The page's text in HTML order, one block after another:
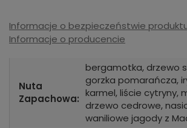
Informacje o bezpieczeństwie
Informacje o producencie
Nuta
Zapachowa:
bergamotka, drzewo
gorzka pomarańcza,
karmel, liście cytryny,
drzewo cedrowe,
waniliowe jagody z